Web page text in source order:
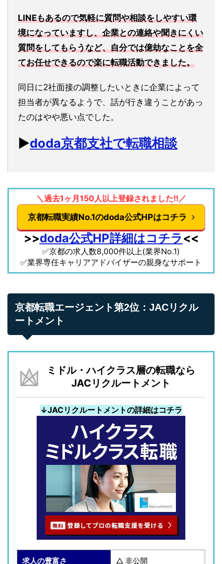
LINEもあるので気軽に質問や相談をしやすい環
境になっていますし、企業との連絡や聞きにくい
質問をしてもらうなど、自分では億劫なことを全
てお任せできるので楽に転職活動できました。
同日に2社面接の調整したいときに企業によって
担当者が異なるようで、話が行き違うことがあっ
たのはやや悪い点でした。
▶︎doda京都支社で転職相談
＼過去1ヶ月150人以上登録されました!!／
京都転職実績No.1のdoda公式HPはコチラ
>>doda公式HP詳細はコチラ <<
✅京都の求人数8,000件以上(業界No.1)
✅業界専任キャリアアドバイザーの親身なサポート
京都転職エージェント第2位：JACリクル
ートメント
ミドル・ハイクラス層の転職なら
JACリクルートメント
↓JACリクルートメントの詳細はコチラ
求人の豊富さ △ 非公開